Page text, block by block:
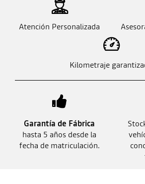
Atención Personalizada
Kilometraje
Garantía de Fábrica
hasta 5 años desde la
fecha de matriculación.